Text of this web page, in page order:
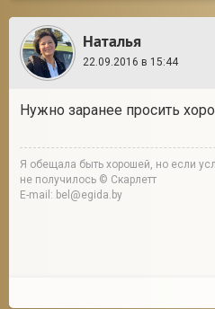
Наталья
22.09.2016 в 15:44
Нужно заранее просить
Я обещала быть хорошей, но если
не получилось © Скарлетт
E-mail: bel@egida.by